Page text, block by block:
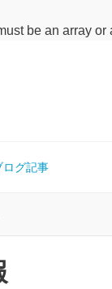
be an array
ログ記事